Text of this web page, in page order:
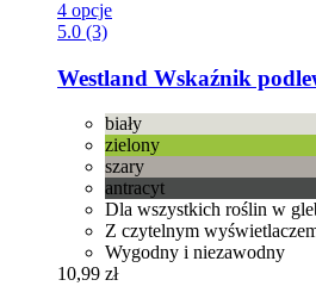
4 opcje
5.0 (3)
Westland Wskaźnik
biały
zielony
szary
antracyt
Dla wszystkich roślin w
Z czytelnym
Wygodny i niezawodny
10,99 zł